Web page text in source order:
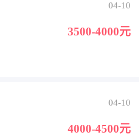
04-10
3500-4000元
04-10
4000-4500元